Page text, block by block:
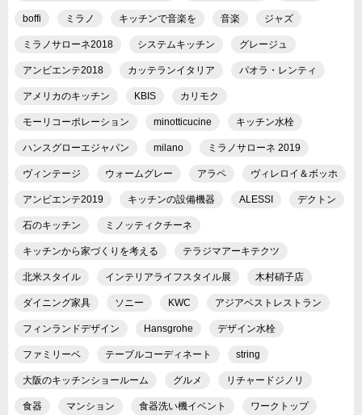
boffi ミラノ キッチンで音楽を 音楽 ジャズ
ミラノサローネ2018 システムキッチン グレージュ
アンビエンテ2018 カッテランイタリア パオラ・レンティ
アメリカのキッチン KBIS カリモク
モーリコーポレーション minotticucine キッチン水栓
ハンスグローエジャパン milano ミラノサローネ 2019
ヴィンテージ ウォームグレー アラペ ヴィレロイ＆ボッホ
アンビエンテ2019 キッチンの設備機器 ALESSI デクトン
石のキッチン ミノッティクチーネ
キッチンから家づくりを考える テラジマアーキテクツ
北米スタイル インテリアライフスタイル展 木村硝子店
ダイニング家具 ソニー KWC アジアベストレストラン
フィンランドデザイン Hansgrohe デザイン水栓
ファミリーベ テーブルコーディネート string
大阪のキッチンショールーム グルメ リチャードジノリ
食器 マンション 食器洗い機イベント ワークトップ